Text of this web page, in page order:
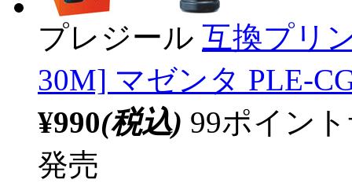
プレジール 互換プリ
30M] マゼンタ PLE-
¥990(税込) 99ポイン
発売